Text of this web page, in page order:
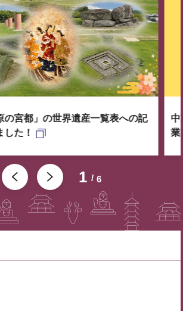
1 6
の宮都」の世界遺産一覧表への記
した！
中
業